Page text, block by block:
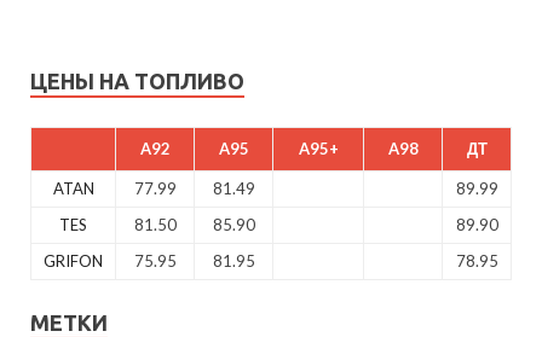
ЦЕНЫ НА ТОПЛИВО
A92 A95 A95+ A98 ДТ
ATAN 77.99 81.49
89.99
TES
81.50 85.90
89.90
GRIFON
75.95 81.95 78.95
МЕТКИ